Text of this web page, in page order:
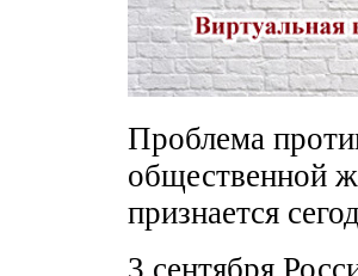
Проблема
общественной
признается